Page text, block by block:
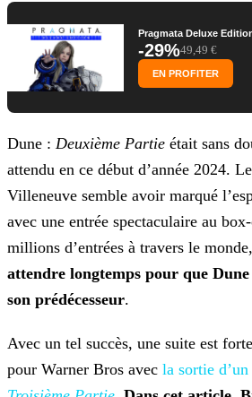
Pragmata Deluxe
-29%49,49 €
EN PROFITER
Dune : Deuxième Partie était sans
attendu en ce début d’année 2024.
Villeneuve semble avoir marqué
avec une entrée spectaculaire au
millions d’entrées à travers le monde,
attendre longtemps pour que Dune
son prédécesseur.
Avec un tel succès, une suite est
pour Warner Bros avec la sortie